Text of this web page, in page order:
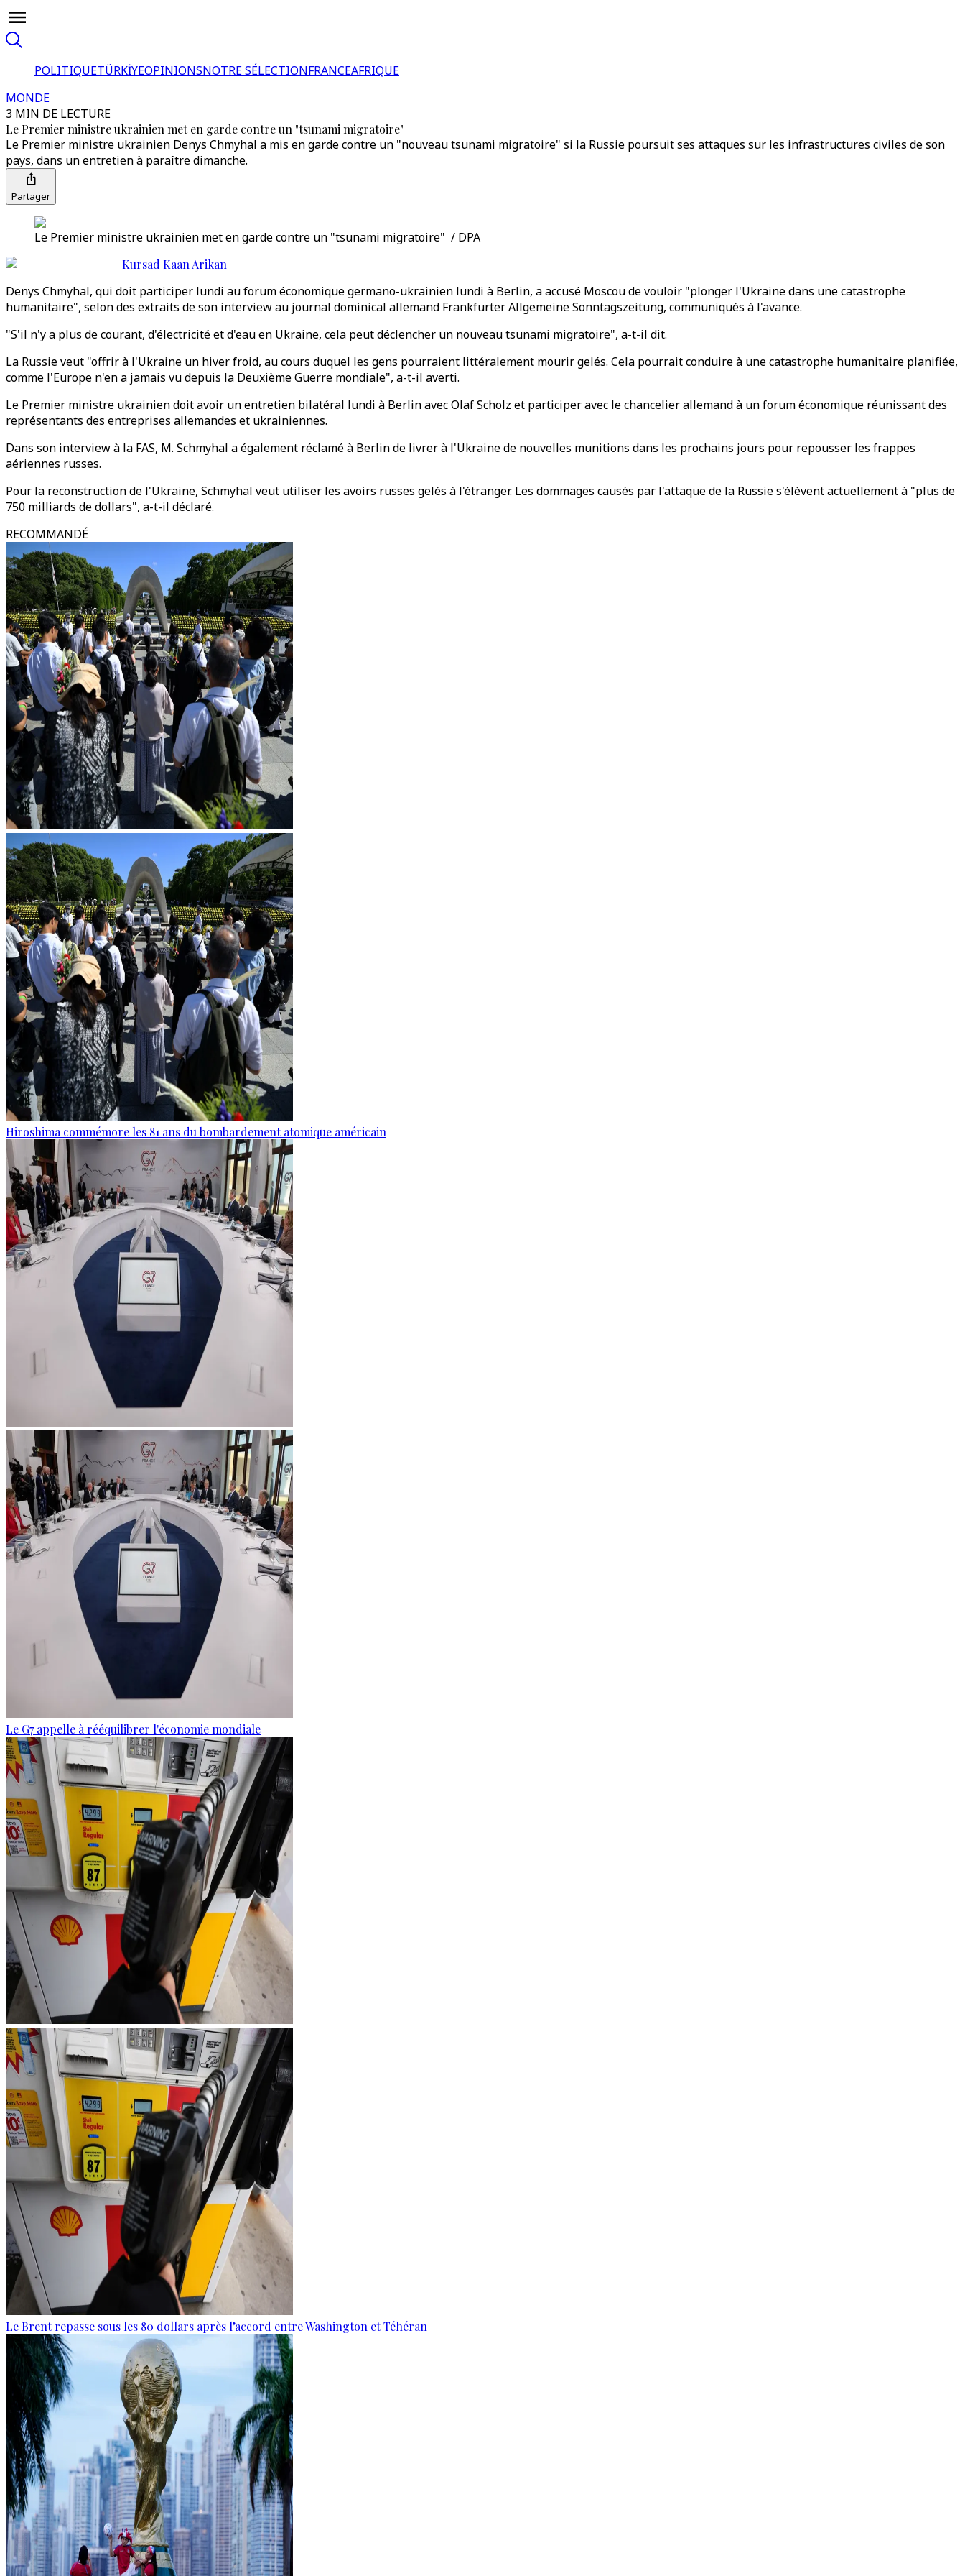
POLITIQUETÜRKİYEOPINIONSNOTRE SÉLECTIONFRANCEAFRIQUE
MONDE
3 MIN DE LECTURE
Le Premier ministre ukrainien met en garde contre un "tsunami migratoire"
Le Premier ministre ukrainien Denys Chmyhal a mis en garde contre un "nouveau tsunami migratoire" si la Russie poursuit ses attaques sur les infrastructures civiles de son
pays, dans un entretien à paraître dimanche.
Partager
Le Premier ministre ukrainien met en garde contre un "tsunami migratoire" / DPA
Kursad Kaan Arikan
Denys Chmyhal, qui doit participer lundi au forum économique germano-ukrainien lundi à Berlin, a accusé Moscou de vouloir "plonger l'Ukraine dans une catastrophe
humanitaire", selon des extraits de son interview au journal dominical allemand Frankfurter Allgemeine Sonntagszeitung, communiqués à l'avance.
"S'il n'y a plus de courant, d'électricité et d'eau en Ukraine, cela peut déclencher un nouveau tsunami migratoire", a-t-il dit.
La Russie veut "offrir à l'Ukraine un hiver froid, au cours duquel les gens pourraient littéralement mourir gelés. Cela pourrait conduire à une catastrophe humanitaire planifiée,
comme l'Europe n'en a jamais vu depuis la Deuxième Guerre mondiale", a-t-il averti.
Le Premier ministre ukrainien doit avoir un entretien bilatéral lundi à Berlin avec Olaf Scholz et participer avec le chancelier allemand à un forum économique réunissant des
représentants des entreprises allemandes et ukrainiennes.
Dans son interview à la FAS, M. Schmyhal a également réclamé à Berlin de livrer à l'Ukraine de nouvelles munitions dans les prochains jours pour repousser les frappes
aériennes russes.
Pour la reconstruction de l'Ukraine, Schmyhal veut utiliser les avoirs russes gelés à l'étranger. Les dommages causés par l'attaque de la Russie s'élèvent actuellement à "plus de
750 milliards de dollars", a-t-il déclaré.
RECOMMANDÉ
Hiroshima commémore les 81 ans du bombardement atomique américain
Le G7 appelle à rééquilibrer l'économie mondiale
Le Brent repasse sous les 80 dollars après l’accord entre Washington et Téhéran